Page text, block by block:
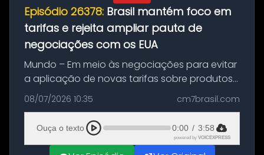
Episódio 26378: Brasil mantém foco em
tarifas e rejeita ampliar pauta de
negociações com os EUA
Mundo – Em meio às negociações para evitar
a aplicação de novas tarifas sobre produtos
brasileiros, o Brasil identificou uma abertura
dos Estados Unidos para ampliar a
cooperação bilateral no combate ...
08/07/2026 10:35 cm7brasil.com
Ouça o texto 0:00 / 3:58
powered by VOICEXPRESS